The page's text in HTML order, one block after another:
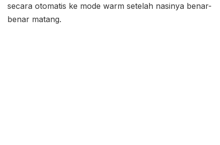
secara otomatis ke mode warm setelah nasinya benar-
benar matang.